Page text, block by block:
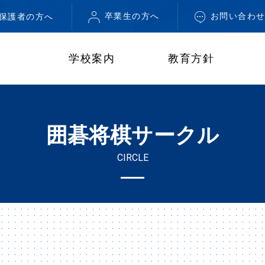
護者の方へ 卒業生の方へ お問い合わせ
学校案内 教育方針
囲碁将棋サークル
CIRCLE